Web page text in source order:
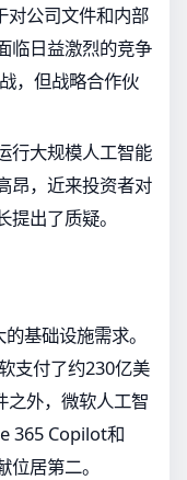
公司文件和内部
临日益激烈的竞争
，但战略合作伙
行大规模人工智能
昂，近来投资者对
出了质疑。
基础设施需求。
支付了约230亿美
外，微软人工智
365 Copilot和
居第二。